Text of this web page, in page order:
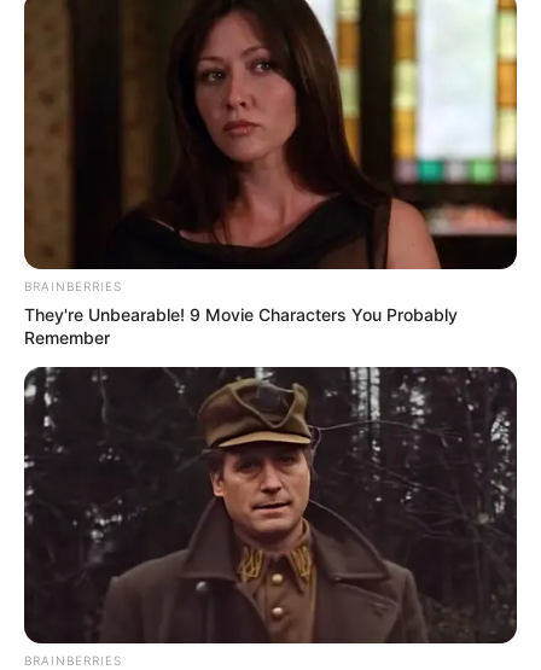
Εύβοια: Θλίψη για γνωστό επαγγελματία που
έφυγε από την ζωή
ΣΟΚ: Γυναίκα έπεσε από την υψηλή γέφυρα
Χαλκίδας
Ακολουθήστε το evianews.com στοGoogle
ΤΑ ΠΙΟ ΔΗΜΟΦΙΛΗ
BRAINBERRIES
They're Unbearable! 9 Movie Characters You Probably
Remember
BRAINBERRIES